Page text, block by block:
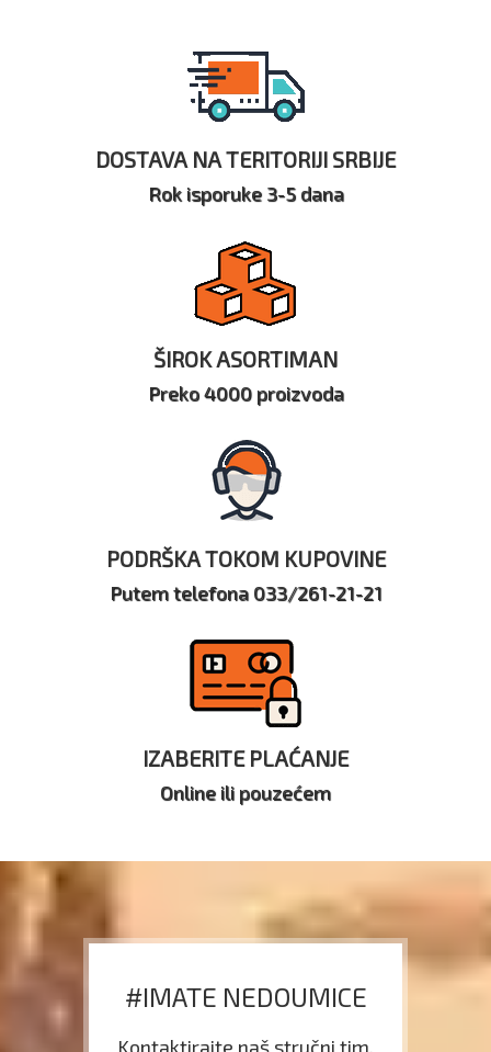
DOSTAVA NA TERITORIJI SRBIJE
Rok isporuke 3-5 dana
ŠIROK ASORTIMAN
Preko 4000 proizvoda
PODRŠKA TOKOM KUPOVINE
Putem telefona 033/261-21-21
IZABERITE PLAĆANJE
Online ili pouzećem
#IMATE NEDOUMICE
Kontaktirajte naš stručni tim.